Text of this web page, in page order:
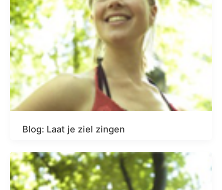
Blog: Laat je ziel zingen